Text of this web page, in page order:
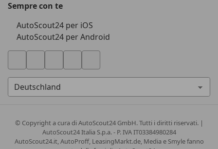
Sempre con te
AutoScout24 per iOS
AutoScout24 per Android
© Copyrighta cura di AutoScout24 GmbH. Tutti i diritti riservati. |
AutoScout24 Italia S.p.a. - P. IVA IT03384980284
AutoScout24.it, AutoProff, LeasingMarkt.de, Media e Smyle fanno